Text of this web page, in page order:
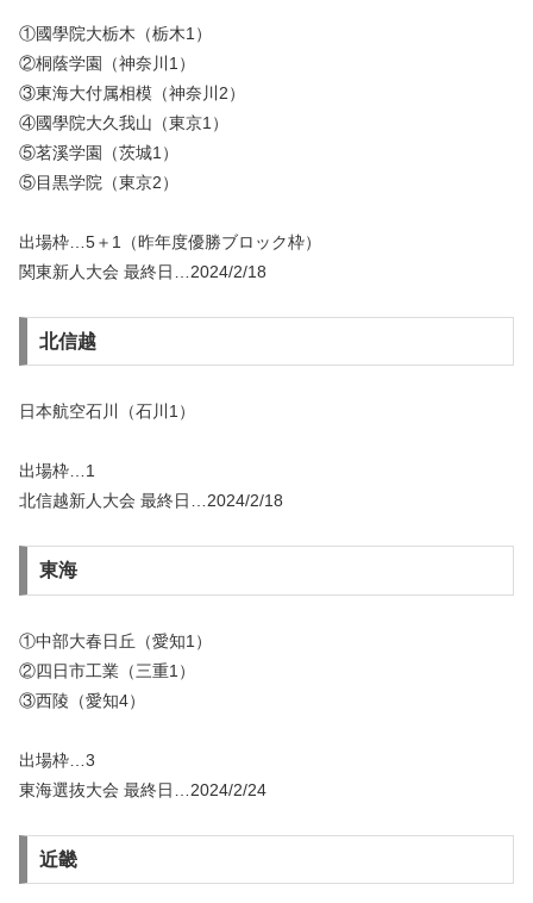
①國學院大栃木（栃木1）
②桐蔭学園（神奈川1）
③東海大付属相模（神奈川2）
④國學院大久我山（東京1）
⑤茗溪学園（茨城1）
⑤目黒学院（東京2）
出場枠…5＋1（昨年度優勝ブロック枠）
関東新人大会 最終日…2024/2/18
北信越
日本航空石川（石川1）
出場枠…1
北信越新人大会 最終日…2024/2/18
東海
①中部大春日丘（愛知1）
②四日市工業（三重1）
③西陵（愛知4）
出場枠…3
東海選抜大会 最終日…2024/2/24
近畿